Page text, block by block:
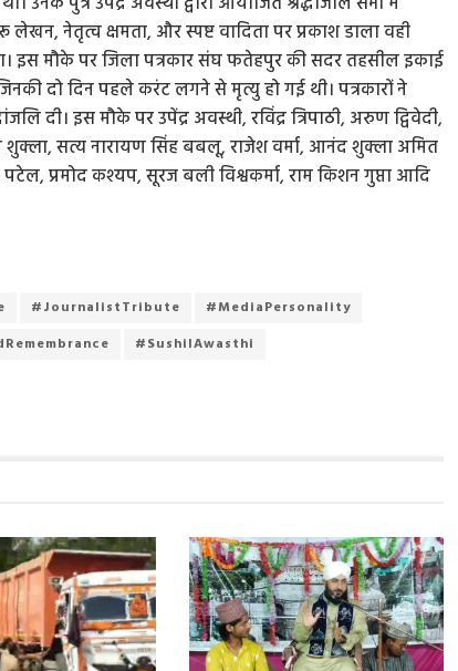
नेतृत्व क्षमता, और स्पष्ट वादिता पर प्रकाश डाला वही
इस मौके पर जिला पत्रकार संघ फतेहपुर की सदर तहसील इकाई
दो दिन पहले करंट लगने से मृत्यु हो गई थी। पत्रकारों ने
दी। इस मौके पर उपेंद्र अवस्थी, रविंद्र त्रिपाठी, अरुण द्विवेदी,
सत्य नारायण सिंह बबलू, राजेश वर्मा, आनंद शुक्ला अमित
प्रमोद कश्यप, सूरज बली विश्वकर्मा, राम किशन गुप्ता आदि
#JournalistTribute
#MediaPersonality
#SushilAwasthi